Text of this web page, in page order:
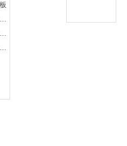
五层实木复合地板
实木多层复合地板
三层实木复合地板